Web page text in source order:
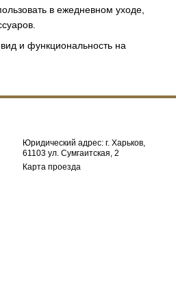
в ежедневном уходе,
и функциональность на
Юридический адрес: г. Харьков,
61103 ул. Сумгаитская, 2
Карта проезда